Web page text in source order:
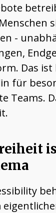
-
Das ist
für
Teams.